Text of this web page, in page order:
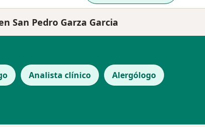
San Pedro Garza Garcia
Analista clínico Alergólogo